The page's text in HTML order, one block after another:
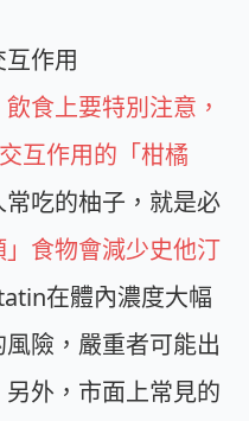
作用
飲食上要特別注意，
互作用的「柑橘
常吃的柚子，就是必
」食物會減少史他汀
在體內濃度大幅
險，嚴重者可能出
外，市面上常見的